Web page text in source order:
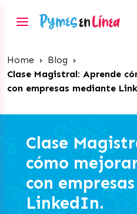
Home › Blog ›
Clase Magistral: Aprende
con empresas mediante
Clase
cómo
con
LinkedIn.